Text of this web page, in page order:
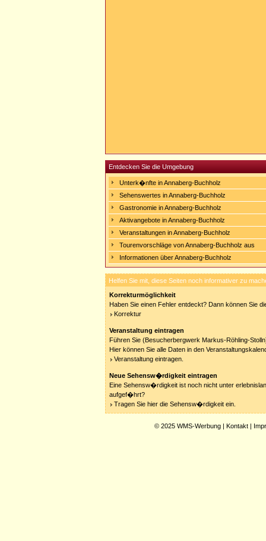
Entdecken Sie die Umgebung
Unterk�nfte in Annaberg-Buchholz
Sehenswertes in Annaberg-Buchholz
Gastronomie in Annaberg-Buchholz
Aktivangebote in Annaberg-Buchholz
Veranstaltungen in Annaberg-Buchholz
Tourenvorschläge von Annaberg-Buchholz aus
Informationen über Annaberg-Buchholz
Helfen Sie mit, diese Seiten noch informativer zu
Korrekturmöglichkeit
Haben Sie einen Fehler entdeckt? Dann können Sie
Korrektur
Veranstaltung eintragen
Führen Sie (Besucherbergwerk Markus-Röhling-
Hier können Sie alle Daten in den
Veranstaltung eintragen.
Neue Sehensw�rdigkeit eintragen
Eine Sehensw�rdigkeit ist noch nicht unter
aufgef�hrt?
Tragen Sie hier die Sehensw�rdigkeit ein.
© 2025 WMS-Werbung | Kontakt |